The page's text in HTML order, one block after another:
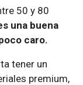
50 y 80
una buena
caro.
tener un
premium,